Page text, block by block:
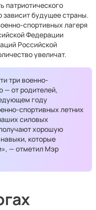
патриотического
зависит будущее страны.
спортивных лагеря
Федерации
Российской
увеличат.
три военно-
— от родителей,
году
спортивных летних
силовых
хорошую
которые
— отметил Мэр